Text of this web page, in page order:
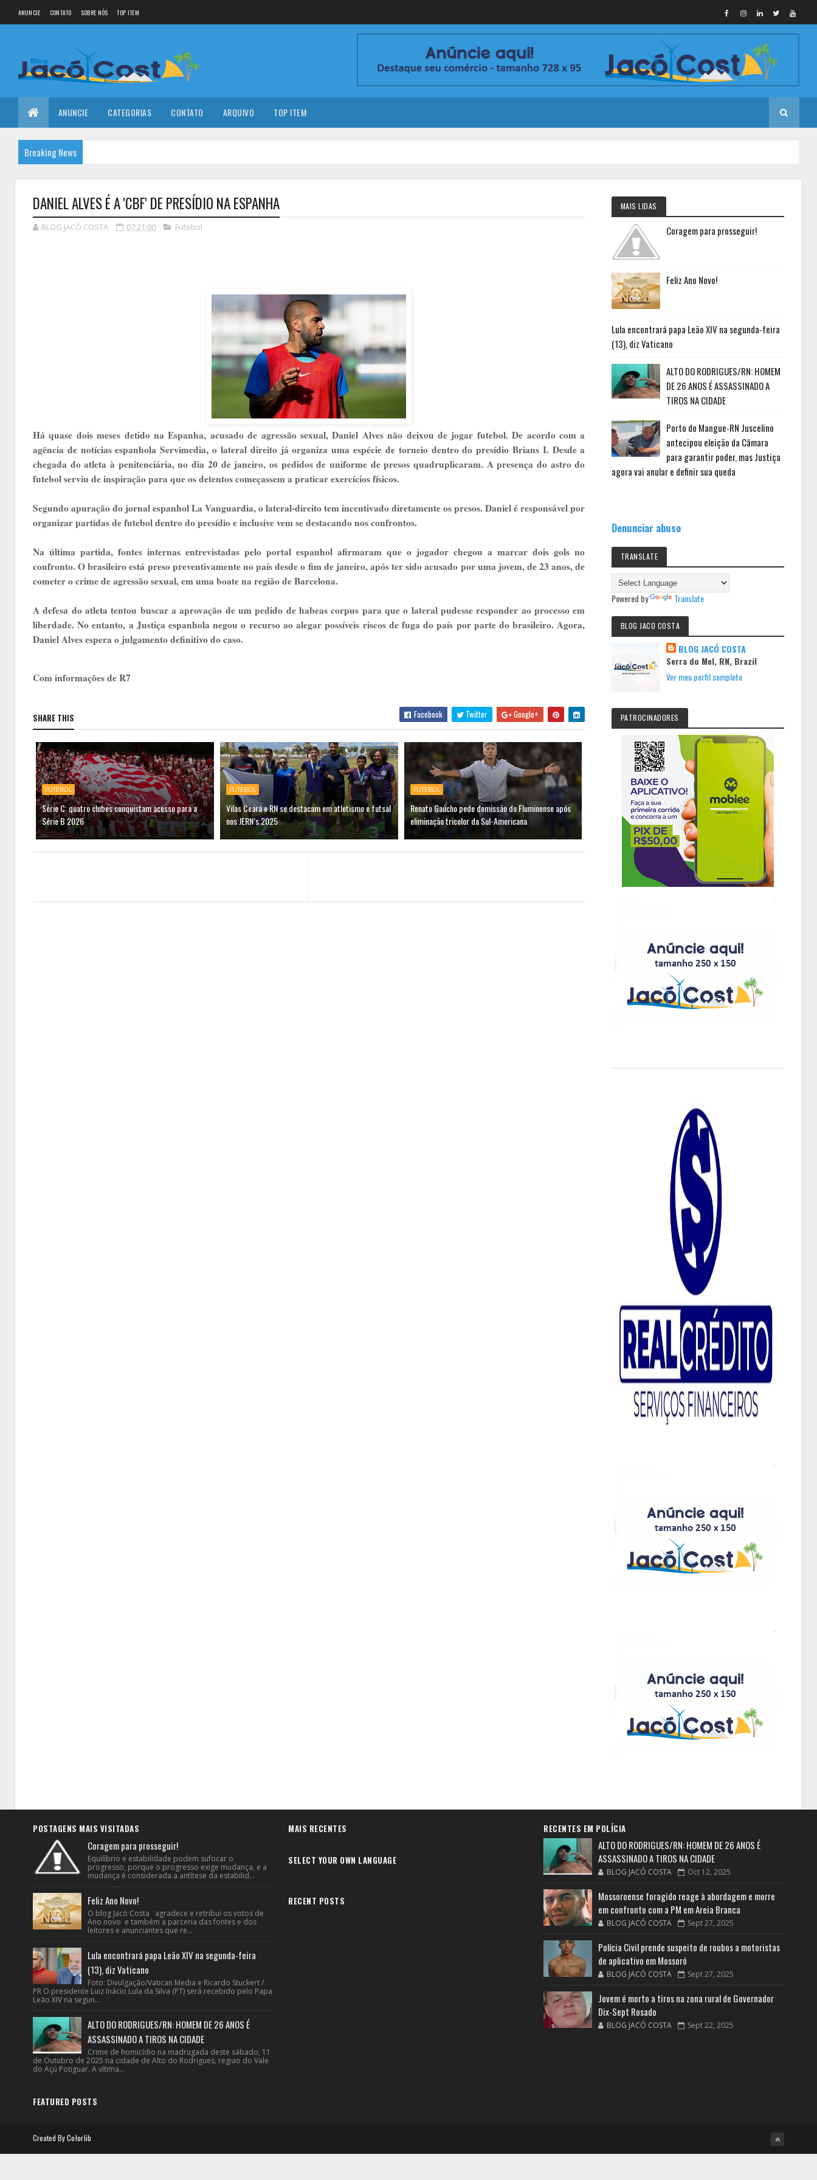
ANUNCIE CONTATO SOBRE NÓS TOP ITEM
ANUNCIE CATEGORIAS CONTATO ARQUIVO TOP ITEM
Breaking News
DANIEL ALVES É A 'CBF' DE PRESÍDIO NA ESPANHA
BLOG JACÓ COSTA 07:21:00 Futebol
Há quase dois meses detido na Espanha, acusado de agressão sexual, Daniel Alves não deixou de jogar futebol. De acordo com a
agência de notícias espanhola Servimedia, o lateral direito já organiza uma espécie de torneio dentro do presídio Brians I. Desde a
chegada do atleta à penitenciária, no dia 20 de janeiro, os pedidos de uniforme de presos quadruplicaram. A presença do astro do
futebol serviu de inspiração para que os detentos começassem a praticar exercícios físicos.
Segundo apuração do jornal espanhol La Vanguardia, o lateral-direito tem incentivado diretamente os presos. Daniel é responsável por
organizar partidas de futebol dentro do presídio e inclusive vem se destacando nos confrontos.
Na última partida, fontes internas entrevistadas pelo portal espanhol afirmaram que o jogador chegou a marcar dois gols no
confronto. O brasileiro está preso preventivamente no país desde o fim de janeiro, após ter sido acusado por uma jovem, de 23 anos, de
cometer o crime de agressão sexual, em uma boate na região de Barcelona.
A defesa do atleta tentou buscar a aprovação de um pedido de habeas corpus para que o lateral pudesse responder ao processo em
liberdade. No entanto, a Justiça espanhola negou o recurso ao alegar possíveis riscos de fuga do país por parte do brasileiro. Agora,
Daniel Alves espera o julgamento definitivo do caso.
Com informações de R7
SHARE THIS Facebook Twitter Google+
FUTEBOL
Série C: quatro clubes conquistam acesso para a
Série B 2026
FUTEBOL
Vilas Ceará e RN se destacam em atletismo e futsal
nos JERN’s 2025
FUTEBOL
Renato Gaúcho pede demissão do Fluminense após
eliminação tricolor da Sul-Americana
MAIS LIDAS
Coragem para prosseguir!
Feliz Ano Novo!
Lula encontrará papa Leão XIV na segunda-feira
(13), diz Vaticano
ALTO DO RODRIGUES/RN: HOMEM
DE 26 ANOS É ASSASSINADO A
TIROS NA CIDADE
Porto do Mangue-RN Juscelino
antecipou eleição da Câmara
para garantir poder, mas Justiça
agora vai anular e definir sua queda
Denunciar abuso
TRANSLATE
Powered by Translate
BLOG JACO COSTA
BLOG JACÓ COSTA
Serra do Mel, RN, Brazil
Ver meu perfil completo
PATROCINADORES
POSTAGENS MAIS VISITADAS
Coragem para prosseguir!
Equilíbrio e estabilidade podem sufocar o
progresso, porque o progresso exige mudança, e a
mudança é considerada a antítese da estabilid...
Feliz Ano Novo!
O blog Jacó Costa agradece e retribui os votos de
Ano novo e também a parceria das fontes e dos
leitores e anunciantes que re...
Lula encontrará papa Leão XIV na segunda-feira
(13), diz Vaticano
Foto: Divulgação/Vatican Media e Ricardo Stuckert /
PR O presidente Luiz Inácio Lula da Silva (PT) será recebido pelo Papa
Leão XIV na segun...
ALTO DO RODRIGUES/RN: HOMEM DE 26 ANOS É
ASSASSINADO A TIROS NA CIDADE
Crime de homicídio na madrugada deste sábado, 11
de Outubro de 2025 na cidade de Alto do Rodrigues, regiao do Vale
do Açú Potiguar. A vítima...
FEATURED POSTS
MAIS RECENTES
SELECT YOUR OWN LANGUAGE
RECENT POSTS
RECENTES EM POLÍCIA
ALTO DO RODRIGUES/RN: HOMEM DE 26 ANOS É
ASSASSINADO A TIROS NA CIDADE
BLOG JACÓ COSTA Oct 12, 2025
Mossoroense foragido reage à abordagem e morre
em confronto com a PM em Areia Branca
BLOG JACÓ COSTA Sept 27, 2025
Polícia Civil prende suspeito de roubos a motoristas
de aplicativo em Mossoró
BLOG JACÓ COSTA Sept 27, 2025
Jovem é morto a tiros na zona rural de Governador
Dix-Sept Rosado
BLOG JACÓ COSTA Sept 22, 2025
Created ByColorlib